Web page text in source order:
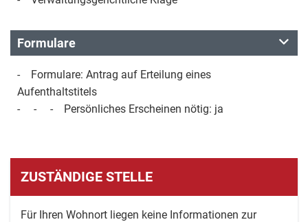
Formulare
- Formulare: Antrag auf Erteilung eines
Aufenthaltstitels
- - - Persönliches Erscheinen nötig: ja
ZUSTÄNDIGE STELLE
Für Ihren Wohnort liegen keine Informationen zur